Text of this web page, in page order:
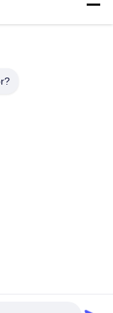
Import and Export